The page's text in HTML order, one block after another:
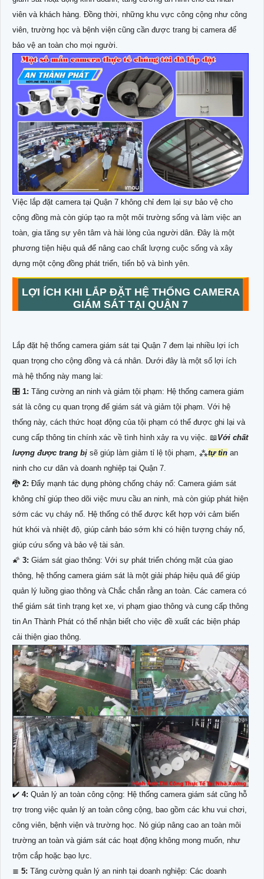
viên và khách hàng. Đồng thời, những khu vực công cộng như công
viên, trường học và bệnh viện cũng cần được trang bị camera để
bảo vệ an toàn cho mọi người.
Việc lắp đặt camera tại Quận 7 không chỉ đem lại sự bảo vệ cho
cộng đồng mà còn giúp tạo ra một môi trường sống và làm việc an
toàn, gia tăng sự yên tâm và hài lòng của người dân. Đây là một
phương tiện hiệu quả để nâng cao chất lượng cuộc sống và xây
dựng một cộng đồng phát triển, tiến bộ và bình yên.
LỢI ÍCH KHI LẮP ĐẶT HỆ THỐNG CAMERA
GIÁM SÁT TẠI QUẬN 7
Lắp đặt hệ thống camera giám sát tại Quận 7 đem lại nhiều lợi ích
quan trọng cho cộng đồng và cá nhân. Dưới đây là một số lợi ích
mà hệ thống này mang lại:
🎛 1: Tăng cường an ninh và giảm tội phạm: Hệ thống camera giám
sát là công cụ quan trọng để giám sát và giảm tội phạm. Với hệ
thống này, cách thức hoạt động của tội phạm có thể được ghi lại và
cung cấp thông tin chính xác về tình hình xảy ra vụ việc. 📖Với chất
lượng được trang bị sẽ giúp làm giảm tỉ lệ tội phạm, ⁂tự tin an
ninh cho cư dân và doanh nghiệp tại Quận 7.
🐉️ 2: Đẩy mạnh tác dụng phòng chống cháy nổ: Camera giám sát
không chỉ giúp theo dõi việc mưu cầu an ninh, mà còn giúp phát hiện
sớm các vụ cháy nổ. Hệ thống có thể được kết hợp với cảm biến
hút khói và nhiệt độ, giúp cảnh báo sớm khi có hiện tượng cháy nổ,
giúp cứu sống và bảo vệ tài sản.
🌠 3: Giám sát giao thông: Với sự phát triển chóng mặt của giao
thông, hệ thống camera giám sát là một giải pháp hiệu quả để giúp
quản lý luồng giao thông và Chắc chắn rằng an toàn. Các camera có
thể giám sát tình trạng kẹt xe, vi phạm giao thông và cung cấp thông
tin An Thành Phát có thể nhận biết cho việc đề xuất các biện pháp
cải thiện giao thông.
✔️ 4: Quản lý an toàn công cộng: Hệ thống camera giám sát cũng hỗ
trợ trong việc quản lý an toàn công cộng, bao gồm các khu vui chơi,
công viên, bệnh viện và trường học. Nó giúp nâng cao an toàn môi
trường an toàn và giám sát các hoạt động không mong muốn, như
trộm cắp hoặc bạo lực.
≣ 5: Tăng cường quản lý an ninh tại doanh nghiệp: Các doanh